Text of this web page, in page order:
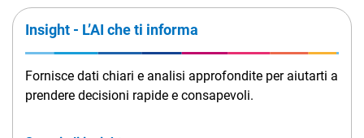
Insight - L’AI che ti informa
Fornisce dati chiari e analisi approfondite per aiutarti a
prendere decisioni rapide e consapevoli.